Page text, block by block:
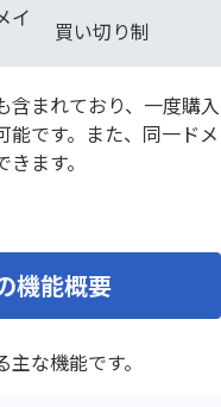
イ
買い切り制
含まれており、一度購入
です。また、同一ドメ
ます。
機能概要
な機能です。